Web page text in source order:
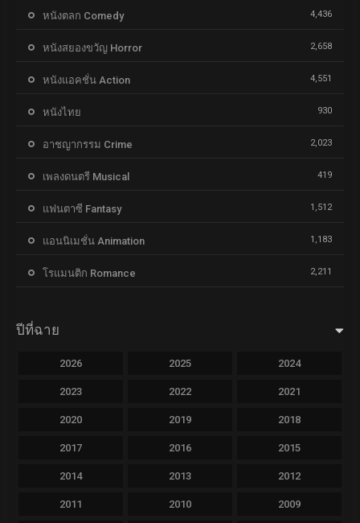
หนังตลก Comedy 4,436
หนังสยองขวัญ Horror 2,658
หนังแอคชั่น Action 4,551
หนังไทย 930
อาชญากรรม Crime 2,023
เพลงดนตรี Musical 419
แฟนตาซี Fantasy 1,512
แอนนิเมชั่น Animation 1,183
โรแมนติก Romance 2,211
ปีที่ฉาย
2026 2025 2024
2023 2022 2021
2020 2019 2018
2017 2016 2015
2014 2013 2012
2011 2010 2009